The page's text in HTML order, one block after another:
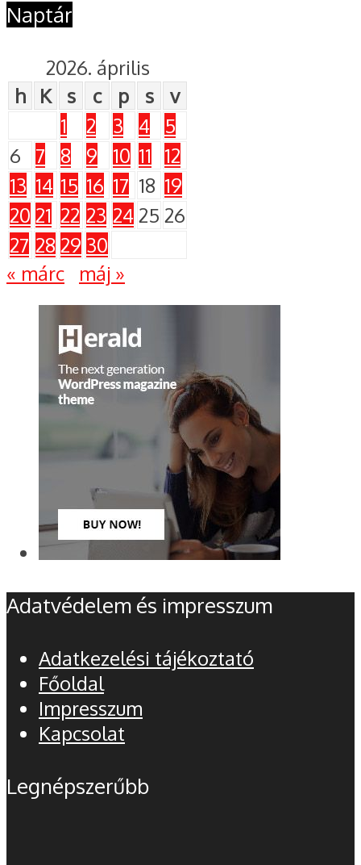
Naptár
2026. április
h
K s c p s
v
1
2 3 4
5
6
7 8 9 10 11
12
13 14 15 16 17 18 19
20 21 22 23 2425 26
27 28 29 30
« márc
máj »
Adatvédelem és impresszum
Adatkezelési tájékoztató
Főoldal
Impresszum
Kapcsolat
Legnépszerűbb